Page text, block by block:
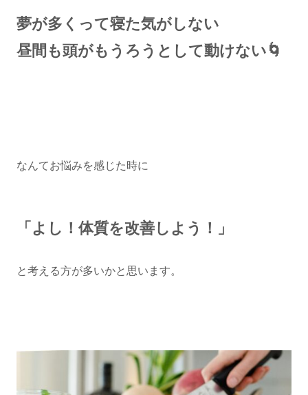
夢が多くって寝た気がしない
昼間も頭がもうろうとして動けない🌀
なんてお悩みを感じた時に
「よし！体質を改善しよう！」
と考える方が多いかと思います。